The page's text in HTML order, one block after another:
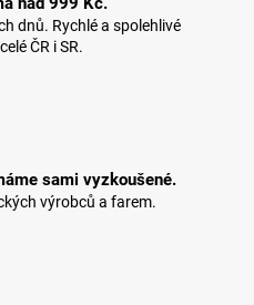
dnů. Rychlé a spolehlivé
ČR i SR.
sami vyzkoušené.
výrobců a farem.